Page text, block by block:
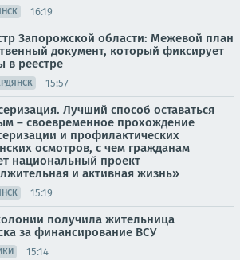
16:19
Запорожской области: Межевой план
документ, который фиксирует
в реестре
15:57
Лучший способ оставаться
– своевременное прохождение
и профилактических
осмотров, с чем гражданам
национальный проект
и активная жизнь»
15:19
получила жительница
за финансирование ВСУ
15:14